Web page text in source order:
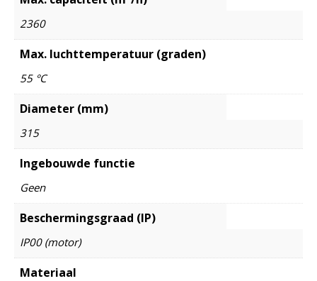
2360
Max. luchttemperatuur (graden)
55 °C
Diameter (mm)
315
Ingebouwde functie
Geen
Beschermingsgraad (IP)
IP00 (motor)
Materiaal